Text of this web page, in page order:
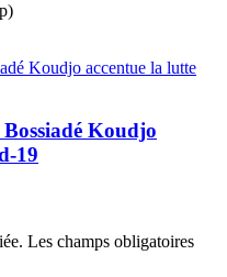
Koudjo
19
Les champs obligatoires